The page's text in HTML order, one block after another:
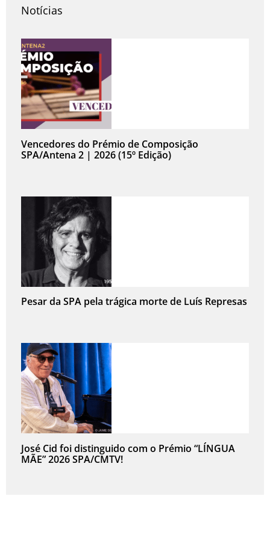
Notícias
Vencedores do Prémio de Composição
SPA/Antena 2 | 2026 (15º Edição)
Pesar da SPA pela trágica morte de Luís Represas
José Cid foi distinguido com o Prémio “LÍNGUA
MÃE” 2026 SPA/CMTV!